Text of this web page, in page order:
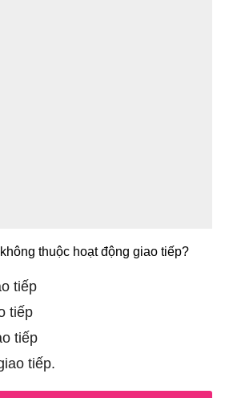
thuộc hoạt động giao tiếp?
tiếp
tiếp
tiếp
tiếp.